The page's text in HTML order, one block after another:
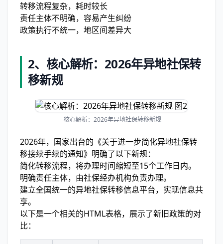
转移流程复杂，耗时较长
责任主体不明确，容易产生纠纷
政策执行不统一，地区间差异大
2、 核心解析：2026年异地社保转
移新规
核心解析：2026年异地社保转移新规
2026年，国家出台的《关于进一步简化异地社保转
移接续手续的通知》明确了以下新规：
简化转移流程，将办理时间缩短至15个工作日内。
明确责任主体，由社保经办机构负责办理。
建立全国统一的异地社保转移信息平台，实现信息共
享。
以下是一个相关的HTML表格，展示了新旧政策的对
比：